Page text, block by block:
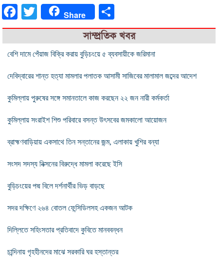
FacebookTwitter Share
সাম্প্রতিক খবর
বেশি দামে পেঁয়াজ বিক্রি করায় বুড়িচংয়ে ৫ ব্যবসায়ীকে জরিমানা
দেবিদ্বারের শান্ত হত্যা মামলার পলাতক আসামী সাজিবের মালামাল জব্দের আদেশ
কুমিল্লায় পুরুষের সঙ্গে সমানতালে কাজ করছেন ২২ জন নারী কর্মকর্তা
কুমিল্লায় সংরাইশ শিশু পরিবারে বসন্ত উৎসবের জমকালো আয়োজন
ব্রাহ্মণবাড়িয়ায় একসাথে তিন সন্তানের জন্ম, এলাকায় খুশির বন্যা
সংসদ সদস্য নিক্সনের বিরুদ্ধে মামলা করেছে ইসি
বুড়িচংয়ের পদ্ম বিলে দর্শনার্থীর ভিড় বাড়ছে
সদর দক্ষিণে ২৬৪ বোতল ফেন্সিডিলসহ একজন আটক
দিল্লিতে সহিংসতার প্রতিবাদে কুবিতে মানববন্ধন
চান্দিনায় গৃহহীনদের মাঝে সরকারি ঘর হস্তান্তর